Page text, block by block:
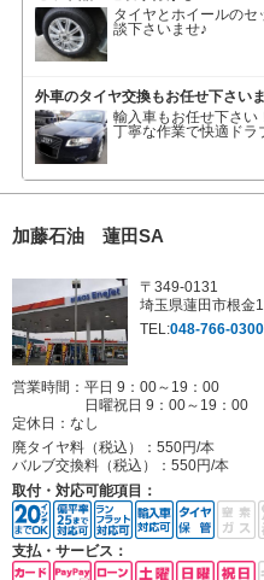
タイヤとホイールのセ
談下さいませ♪
外車のタイヤ交換もお任せ下さい
輸入車もお任せ下さい
丁寧な作業で快適ドラ
加藤石油 蓮田SA
〒349-0131
埼玉県蓮田市根金
TEL:048-766-0300
営業時間：平日 9：00～19：00
日曜祝日 9：00～19：00
定休日： なし
廃タイヤ料（税込）： 550円/本
バルブ交換料（税込）： 550円/本
取付・対応可能項目：
支払・サービス：